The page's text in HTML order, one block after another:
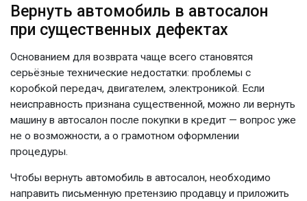
Вернуть автомобиль в автосалон
при существенных дефектах
Основанием для возврата чаще всего становятся
серьёзные технические недостатки: проблемы с
коробкой передач, двигателем, электроникой. Если
неисправность признана существенной, можно ли вернуть
машину в автосалон после покупки в кредит — вопрос уже
не о возможности, а о грамотном оформлении
процедуры.
Чтобы вернуть автомобиль в автосалон, необходимо
направить письменную претензию продавцу и приложить